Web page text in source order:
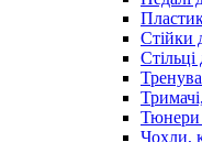
Стійки
Тюнери
Чохли,